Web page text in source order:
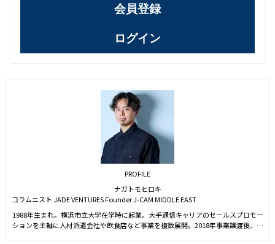
会員登録
ログイン
PROFILE
ナガトモヒロキ
コラムニスト JADE VENTURES Founder J-CAM MIDDLE EAST
1988年生まれ。横浜市立大学在学時に起業。大手通信キャリアのセールスプロモー
ションを主軸に人材派遣会社や飲食店など事業を複数展開。2018年事業譲渡後、ヨ